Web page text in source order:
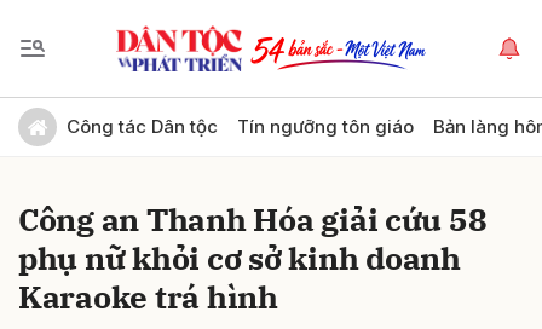
Công tác Dân tộc Tín ngưỡng tôn giáo Bản làng
Công an Thanh Hóa giải cứu 58
phụ nữ khỏi cơ sở kinh doanh
Karaoke trá hình
Gửi bình luận